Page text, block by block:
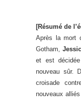
[Résumé de
Après la mort
Gotham,
et est
nouveau sûr.
croisade
nouveaux